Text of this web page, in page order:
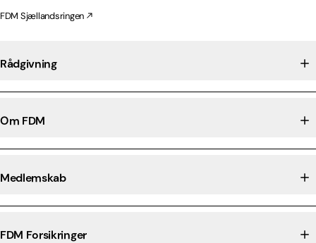
FDM Sjællandsringen
Rådgivning
Om FDM
Medlemskab
FDM Forsikringer